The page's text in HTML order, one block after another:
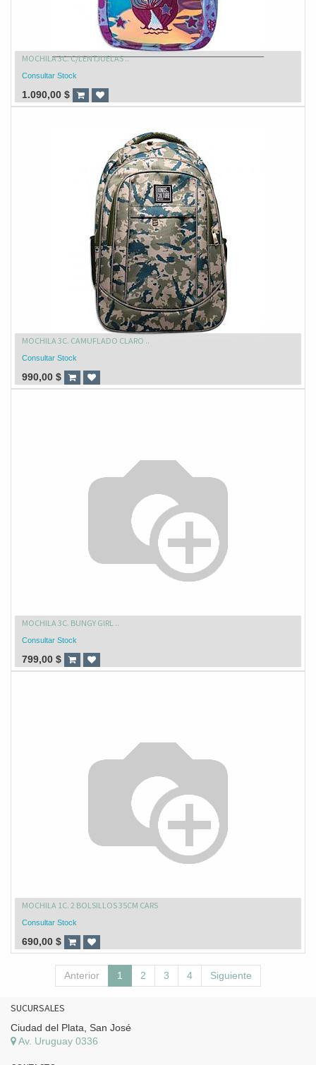
MOCHILA 3C. C/LENTJUELAS ..
Consultar Stock
1.090,00 $
MOCHILA 3C. CAMUFLADO CLARO ..
Consultar Stock
990,00 $
MOCHILA 3C. BUNGY GIRL ..
Consultar Stock
799,00 $
MOCHILA 1C. 2 BOLSILLOS 35CM CARS
Consultar Stock
690,00 $
Anterior 1 2 3 4 Siguiente
SUCURSALES
Ciudad del Plata, San José
Av. Uruguay 0336